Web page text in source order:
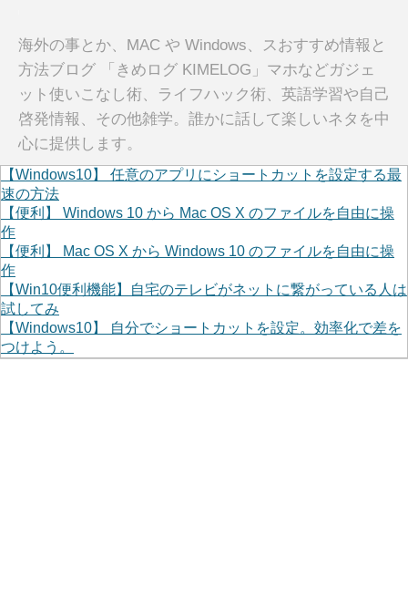
海外の事とか、MAC や Windows、スおすすめ情報と
方法ブログ 「きめログ KIMELOG」マホなどガジェ
ット使いこなし術、ライフハック術、英語学習や自己
啓発情報、その他雑学。誰かに話して楽しいネタを中
心に提供します。
【Windows10】 任意のアプリにショートカットを設定する最
速の方法
【便利】 Windows 10 から Mac OS X のファイルを自由に操
作
【便利】 Mac OS X から Windows 10 のファイルを自由に操
作
【Win10便利機能】自宅のテレビがネットに繋がっている人は
試してみ
【Windows10】 自分でショートカットを設定。効率化で差を
つけよう。